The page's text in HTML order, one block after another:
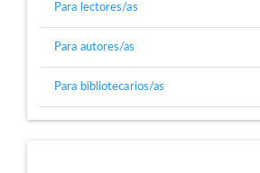
Para lectores/as
Para autores/as
Para bibliotecarios/as